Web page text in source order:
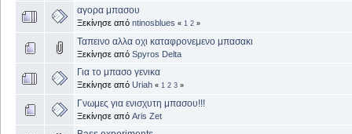
αγορα μπασου
Ξεκίνησε από ntinosblues « 1 2 »
Ταπεινο αλλα οχι καταφρονεμενο μπασακι
Ξεκίνησε από Spyros Delta
Για το μπασο γενικα
Ξεκίνησε από Uriah « 1 2 3 »
Γνωμες για ενισχυτη μπασου!!!
Ξεκίνησε από Aris Zet